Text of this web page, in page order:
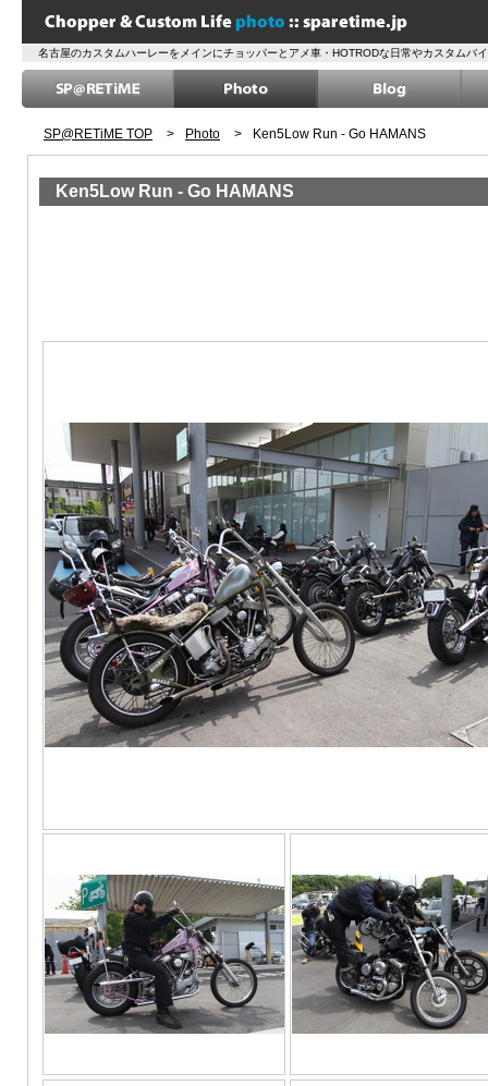
名古屋のカスタムハーレーをメインにチョッパーとアメ車・HOTRODな日常やカスタムバ
SP@RETiME TOP > Photo > Ken5Low Run - Go HAMANS
Ken5Low Run - Go HAMANS